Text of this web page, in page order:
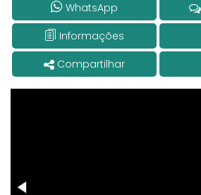
WhatsApp
Informações
Compartilhar